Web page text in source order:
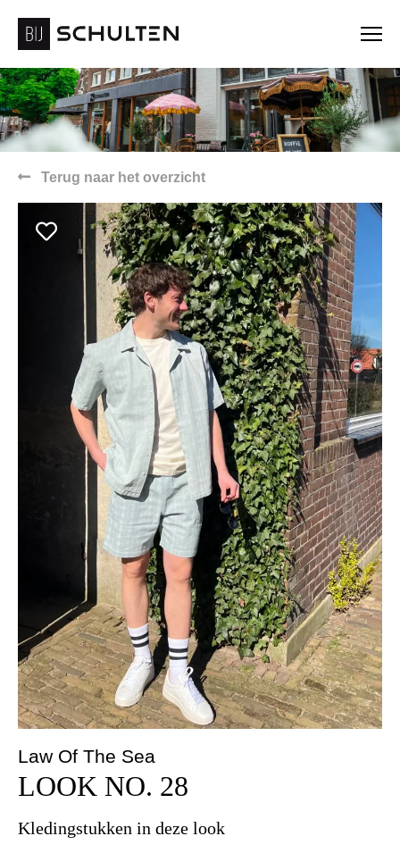
Terug naar het overzicht
Law Of The Sea
LOOK NO. 28
Kledingstukken in deze look